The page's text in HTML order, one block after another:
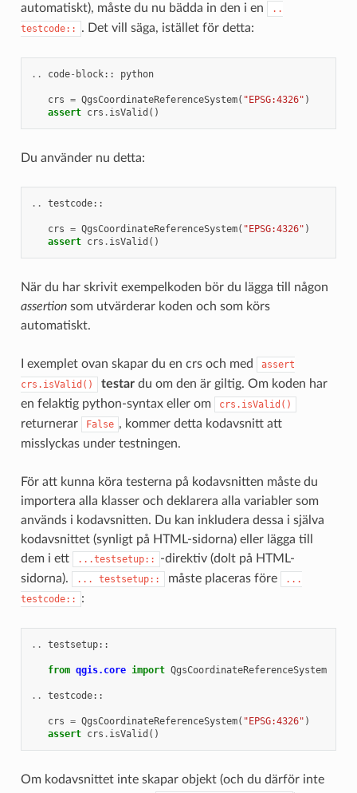
automatiskt), måste du nu bädda in den i en
..
testcode::
. Det vill säga, istället för detta:
.. code- block:: python
crs = QgsCoordinateReferenceSystem( "EPSG:4326" )
assert crs . isValid ()
Du använder nu detta:
.. testcode::
crs = QgsCoordinateReferenceSystem( "EPSG:4326" )
assert crs . isValid ()
När du har skrivit exempelkoden bör du lägga till någon
assertionsom utvärderar koden och som körs
automatiskt.
I exemplet ovan skapar du en crs och med
assert
crs.isValid()
testardu om den är giltig. Om koden har
en felaktig python-syntax eller om
crs.isValid()
returnerar False , kommer detta kodavsnitt att
misslyckas under testningen.
För att kunna köra testerna på kodavsnitten måste du
importera alla klasser och deklarera alla variabler som
används i kodavsnitten. Du kan inkludera dessa i själva
kodavsnittet (synligt på HTML-sidorna) eller lägga till
dem i ett
...testsetup::
-direktiv (dolt på HTML-
sidorna).
... testsetup:: måste placeras före
...
testcode::
:
.. testsetup::
from qgis.core import QgsCoordinateReferenceSystem
.. testcode::
crs = QgsCoordinateReferenceSystem( "EPSG:4326" )
assert crs . isValid ()
Om kodavsnittet inte skapar objekt (och du därför inte